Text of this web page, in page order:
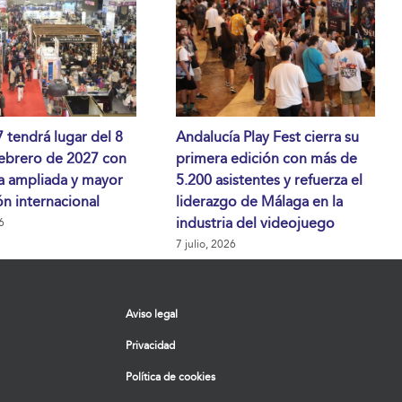
tendrá lugar del 8
de 2027 con
ampliada y mayor
internacional
Andalucía Play Fest cierra su
primera edición con más de
5.200 asistentes y refuerza el
liderazgo de Málaga en la
industria del videojuego
7 julio, 2026
Aviso legal
Privacidad
Política de cookies